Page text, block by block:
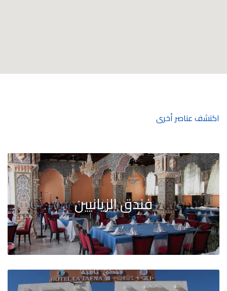
اكتشف عناصر أخرى
فندق الزيانيين